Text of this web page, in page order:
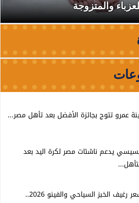
والمتزوجة
عمرو تتوج بجائزة الأفضل بعد تأهل مصر...
يدعم ناشئات مصر لكرة اليد بعد
سعر رغيف الخبز السياحي والفينو 2026..